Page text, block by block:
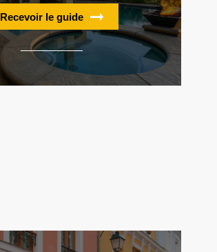
Recevoir le guide